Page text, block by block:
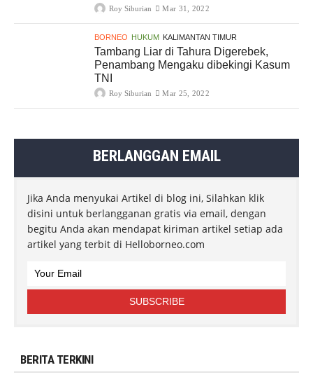
Roy Siburian Mar 31, 2022
BORNEO HUKUM KALIMANTAN TIMUR
Tambang Liar di Tahura Digerebek,
Penambang Mengaku dibekingi Kasum
TNI
Roy Siburian Mar 25, 2022
BERLANGGAN EMAIL
Jika Anda menyukai Artikel di blog ini, Silahkan klik
disini untuk berlangganan gratis via email, dengan
begitu Anda akan mendapat kiriman artikel setiap ada
artikel yang terbit di Helloborneo.com
BERITA TERKINI